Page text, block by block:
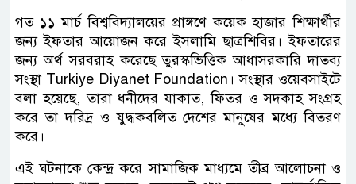
গত ১১ মার্চ বিশ্ববিদ্যালয়ের প্রাঙ্গণে কয়েক হাজার শিক্ষার্থীর
জন্য ইফতার আয়োজন করে ইসলামি ছাত্রশিবির। ইফতারের
জন্য অর্থ সরবরাহ করেছে তুরস্কভিত্তিক আধাসরকারি দাতব্য
সংস্থা Turkiye Diyanet Foundation। সংস্থার ওয়েবসাইটে
বলা হয়েছে, তারা ধনীদের যাকাত, ফিতর ও সদকাহ সংগ্রহ
করে তা দরিদ্র ও যুদ্ধকবলিত দেশের মানুষের মধ্যে বিতরণ
করে।
এই ঘটনাকে কেন্দ্র করে সামাজিক মাধ্যমে তীব্র আলোচনা ও